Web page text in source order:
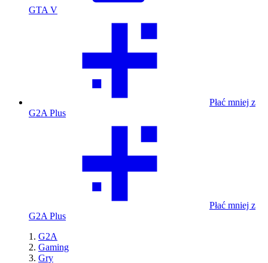
GTA V
Płać mniej z
G2A Plus
Płać mniej z
G2A Plus
G2A
Gaming
Gry